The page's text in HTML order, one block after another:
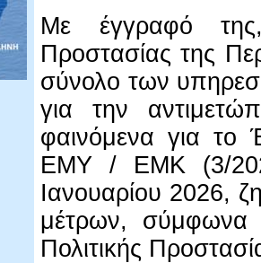
Με έγγραφό της,
Προστασίας της
σύνολο των
για την
φαινόμενα για το
ΕΜΥ / ΕΜΚ (3/
Ιανουαρίου 2026,
μέτρων, σύμφωνα
Πολιτικής